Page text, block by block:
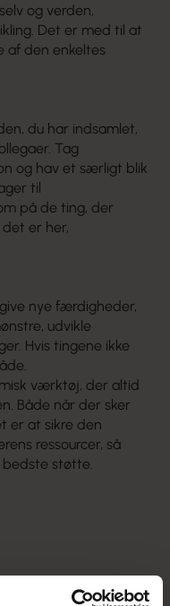
og verden,
Det er med til at
af den enkeltes
du har indsamlet,
Tag
og hav et særligt blik
til
på de ting, der
er her,
nye færdigheder,
udvikle
Hvis tingene ikke
værktøj, der altid
Både når der sker
er at sikre den
ressourcer, så
støtte.